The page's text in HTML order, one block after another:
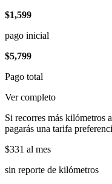
$1,599
pago inicial
$5,799
Pago total
Ver completo
Si recorres más kilómetros
pagarás una tarifa
$331 al mes
sin reporte de kilómetros